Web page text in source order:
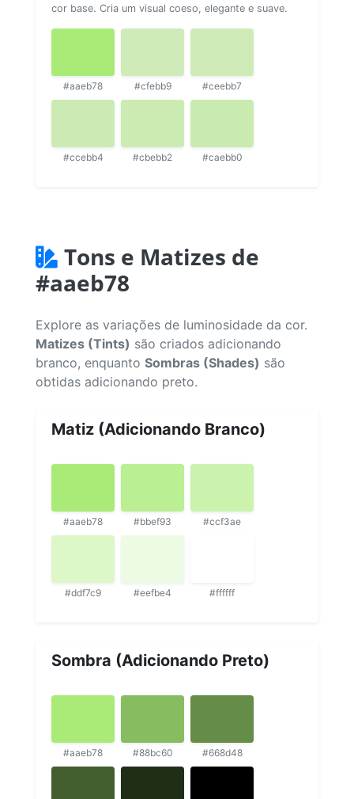
cor base. Cria um visual coeso, elegante e suave.
#aaeb78 #cfebb9 #ceebb7
#ccebb4 #cbebb2 #caebb0
Tons e Matizes de
#aaeb78
Explore as variações de luminosidade da cor.
Matizes (Tints) são criados adicionando
branco, enquanto Sombras (Shades) são
obtidas adicionando preto.
Matiz (Adicionando Branco)
#aaeb78 #bbef93 #ccf3ae
#ddf7c9 #eefbe4 #ffffff
Sombra (Adicionando Preto)
#aaeb78 #88bc60 #668d48